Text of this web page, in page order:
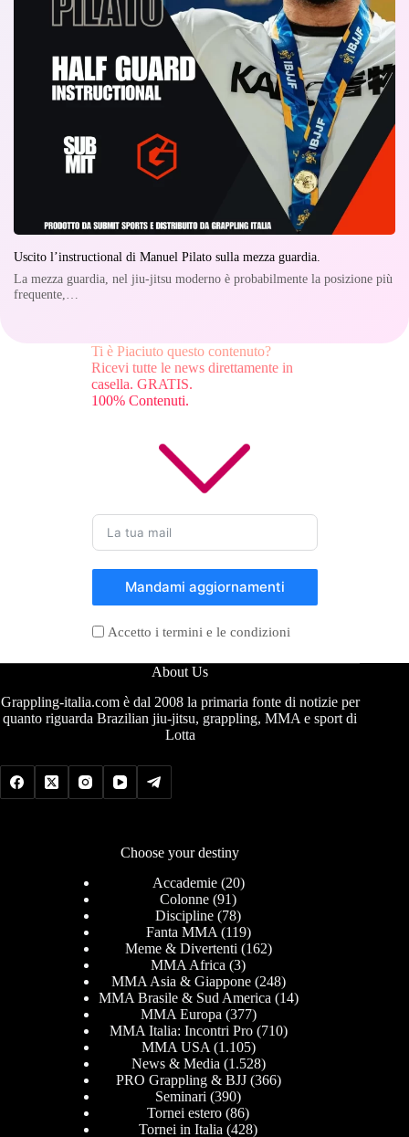
Uscito l’instructional di Manuel Pilato sulla mezza guardia.
La mezza guardia, nel jiu-jitsu moderno è probabilmente la posizione più
frequente,…
Ti è Piaciuto questo contenuto?
Ricevi tutte le news direttamente in
casella. GRATIS.
100% Contenuti.
Mandami aggiornamenti
Accetto i termini e le condizioni
About Us
Grappling-italia.com è dal 2008 la primaria fonte di notizie per
quanto riguarda Brazilian jiu-jitsu, grappling, MMA e sport di
Lotta
Choose your destiny
Accademie(20)
Colonne (91)
Discipline (78)
Fanta MMA (119)
Meme & Divertenti (162)
MMA Africa (3)
MMA Asia & Giappone(248)
MMA Brasile & Sud America (14)
MMA Europa (377)
MMA Italia: Incontri Pro(710)
MMA USA (1.105)
News & Media (1.528)
PRO Grappling & BJJ(366)
Seminari (390)
Tornei estero (86)
Tornei in Italia (428)